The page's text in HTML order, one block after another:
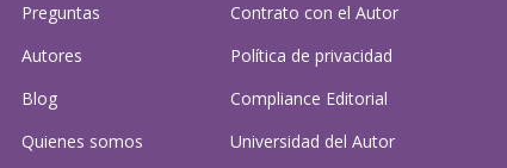
Preguntas
Autores
Blog
Quienes somos
Contrato con el Autor
Política de privacidad
Compliance Editorial
Universidad del Autor